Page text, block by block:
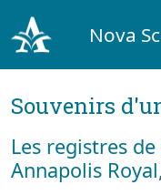
Nova
Souvenirs
Les registres
Annapolis